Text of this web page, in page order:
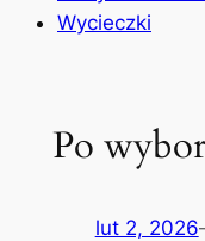
Wycieczki
Po
lut 2, 2026